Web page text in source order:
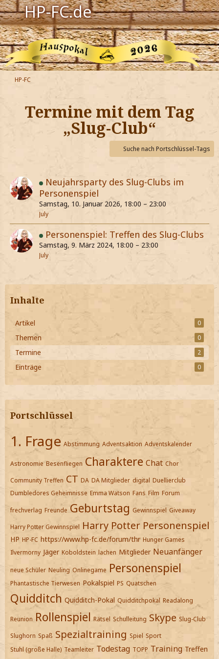
HP-FC.de
Navigation
Harry Potter
Der HP-FC
Hogwarts
Zauberwelt
Willkommen
Jetzt Fanclub-Mitglied werden!
HP-FC
Termine mit dem Tag
„Slug-Club“
Suche nach Portschlüssel-Tags
Neujahrsparty des Slug-Clubs im
Personenspiel
Samstag, 10. Januar 2026, 18:00 – 23:00
July
Personenspiel: Treffen des Slug-Clubs
Samstag, 9. März 2024, 18:00 – 23:00
July
Inhalte
Artikel 0
Themen 0
Termine 2
Einträge 0
Portschlüssel
1. Frage Abstimmung Adventsaktion Adventskalender
Astronomie Besenfliegen Charaktere Chat Chor
Community Treffen CT DA DA Mitglieder digital Duellierclub
Dumbledores Geheimnisse Emma Watson Fans Film Forum
frechverlag Freunde Geburtstag Gewinnspiel Giveaway
Harry Potter Gewinnspiel Harry Potter Personenspiel
HP HP-FC https://www.hp-fc.de/forum/thr Hunger Games
Ilvermorny Jäger Koboldstein lachen Mitglieder Neuanfänger
neue Schüler Neuling Onlinegame Personenspiel
Phantastische Tierwesen Pokalspiel PS Quatschen
Quidditch Quidditch-Pokal Quidditchpokal Readalong
Reunion Rollenspiel Rätsel Schulleitung Skype Slug-Club
Slughorn Spaß Spezialtraining Spiel Sport
Stuhl (große Halle) Teamleiter Todestag TOPP Training Treffen